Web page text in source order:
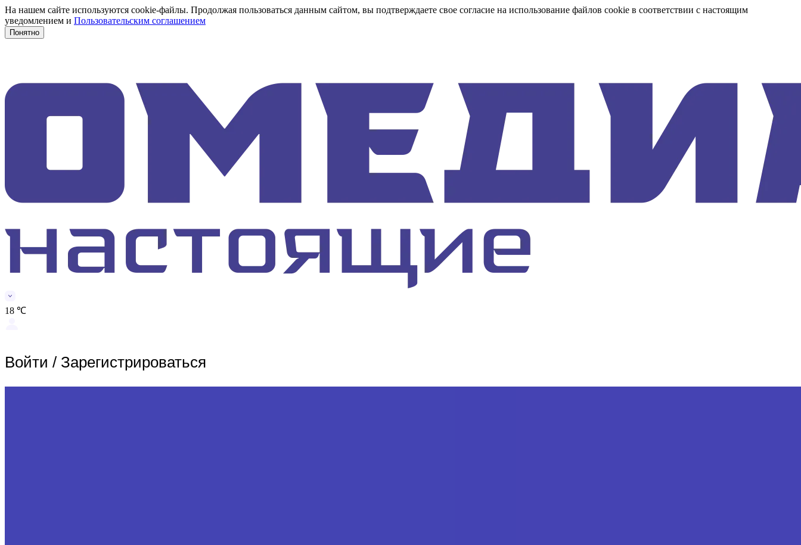
На нашем сайте используются cookie-файлы. Продолжая пользоваться данным сайтом, вы подтверждаете свое согласие на использование файлов cookie в соответствии с настоящим
уведомлением и Пользовательским соглашением
Понятно
18 ℃
Войти / Зарегистрироваться